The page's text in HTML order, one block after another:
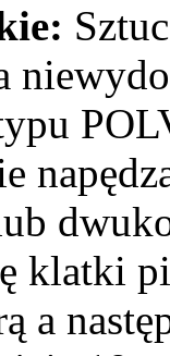
klatki
a